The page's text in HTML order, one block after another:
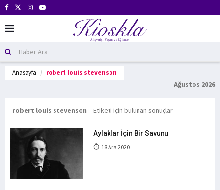
Anasayfa robert louis stevenson
Ağustos 2026
robert louis stevenson Etiketi için bulunan sonuçlar
Aylaklar İçin Bir Savunu
18 Ara 2020